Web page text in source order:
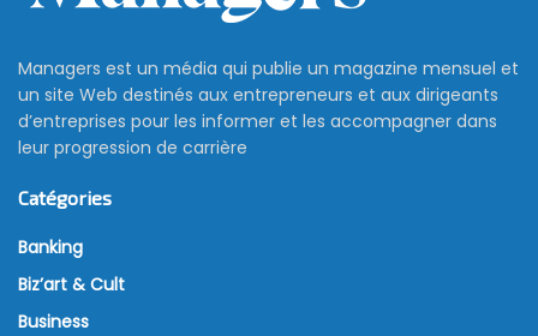
Managers est un média qui publie un magazine mensuel et
un site Web destinés aux entrepreneurs et aux dirigeants
d’entreprises pour les informer et les accompagner dans
leur progression de carrière
Catégories
Banking
Biz’art & Cult
Business